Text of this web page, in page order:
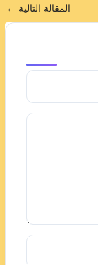
المقالة التالية ←